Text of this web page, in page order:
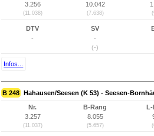
3.256
(11.038)
10.042
(7.638)
DTV
-
SV
-
(-)
Infos...
B 248 Hahausen/Seesen (K 53) - Seesen-
Nr.
3.257
(11.037)
B-Rang
8.055
(5.657)